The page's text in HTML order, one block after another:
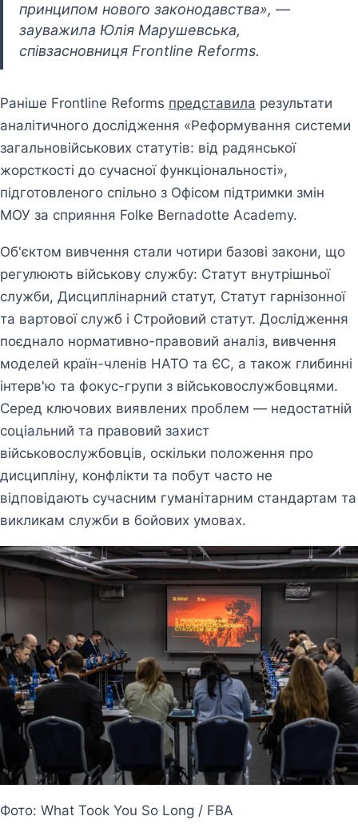
принципом нового законодавства», —
зауважила Юлія Марушевська,
співзасновниця Frontline Reforms.
Раніше Frontline Reforms представила результати
аналітичного дослідження «Реформування системи
загальновійськових статутів: від радянської
жорсткості до сучасної функціональності»,
підготовленого спільно з Офісом підтримки змін
МОУ за сприяння Folke Bernadotte Academy.
Об'єктом вивчення стали чотири базові закони, що
регулюють військову службу: Статут внутрішньої
служби, Дисциплінарний статут, Статут гарнізонної
та вартової служб і Стройовий статут. Дослідження
поєднало нормативно-правовий аналіз, вивчення
моделей країн-членів НАТО та ЄС, а також глибинні
інтерв'ю та фокус-групи з військовослужбовцями.
Серед ключових виявлених проблем — недостатній
соціальний та правовий захист
військовослужбовців, оскільки положення про
дисципліну, конфлікти та побут часто не
відповідають сучасним гуманітарним стандартам та
викликам служби в бойових умовах.
Фото: What Took You So Long / FBA